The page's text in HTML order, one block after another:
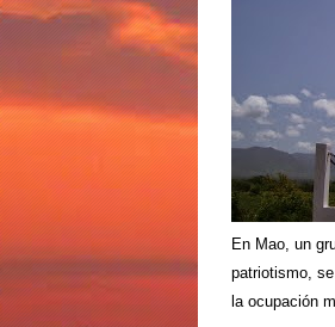
En Mao, un
patriotismo,
la ocupación